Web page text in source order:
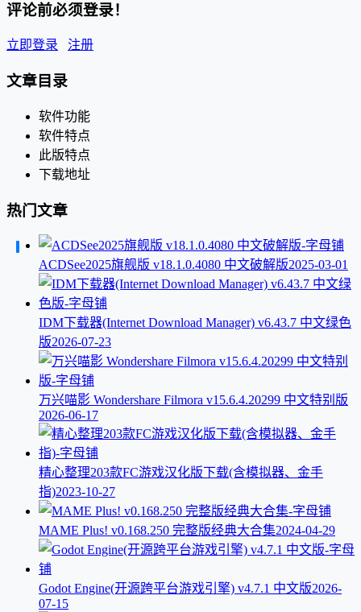
评论前必须登录！
立即登录 注册
文章目录
软件功能
软件特点
此版特点
下载地址
热门文章
ACDSee2025旗舰版 v18.1.0.4080 中文破解版2025-03-01
IDM下载器(Internet Download Manager) v6.43.7 中文绿色
版2026-07-23
万兴喵影 Wondershare Filmora v15.6.4.20299 中文特别版
2026-06-17
精心整理203款FC游戏汉化版下载(含模拟器、金手
指)2023-10-27
MAME Plus! v0.168.250 完整版经典大合集2024-04-29
Godot Engine(开源跨平台游戏引擎) v4.7.1 中文版2026-
07-15